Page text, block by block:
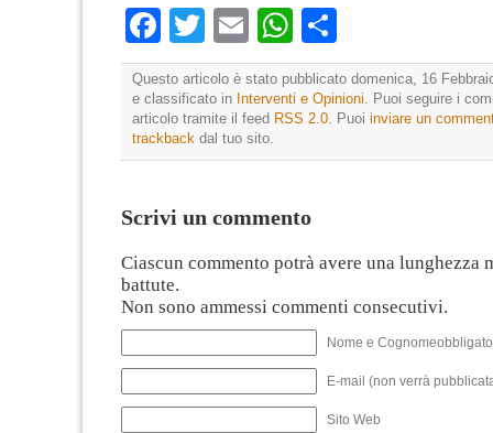
Facebook
Twitter
EmailWhatsApp
Questo articolo è stato pubblicato domenica, 16
e classificato in Interventi e Opinioni . Puoi seguire i
articolo tramite il feed RSS 2.0 . Puoi inviare un
trackback dal tuo sito.
Scrivi un commento
Ciascun commento potrà avere una lunghezza
battute.
Non sono ammessi commenti consecutivi.
Nome e
E-mail (non verrà
Sito Web